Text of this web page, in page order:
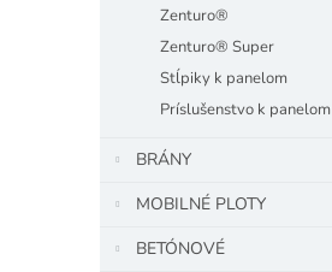
Zenturo®
Zenturo® Super
Stĺpiky k panelom
Príslušenstvo k panelom
BRÁNY
MOBILNÉ PLOTY
BETÓNOVÉ